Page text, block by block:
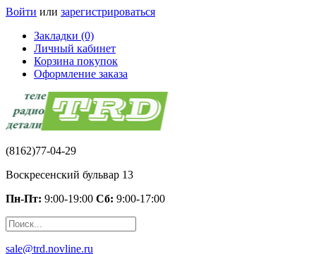
Войти или зарегистрироваться
Закладки (0)
Личный кабинет
Корзина покупок
Оформление заказа
(8162)77-04-29
Воскресенский бульвар 13
Пн-Пт: 9:00-19:00 Сб: 9:00-17:00
sale@trd.novline.ru